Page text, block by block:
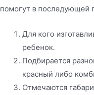
помогут в последующей
Для кого
ребенок.
Подбирается
красный либо
Отмечаются